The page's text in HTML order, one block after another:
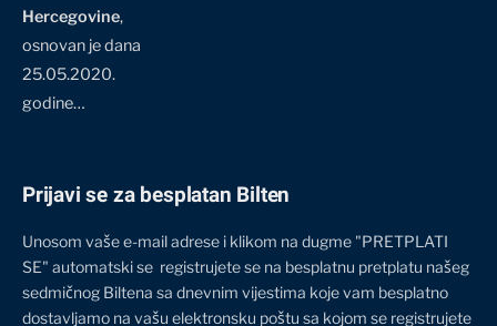
Hercegovine,
osnovan je dana
25.05.2020.
godine…
Prijavi se za besplatan Bilten
Unosom vaše e-mail adrese i klikom na dugme "PRETPLATI
SE" automatski se registrujete se na besplatnu pretplatu našeg
sedmičnog Biltena sa dnevnim vijestima koje vam besplatno
dostavljamo na vašu elektronsku poštu sa kojom se registrujete